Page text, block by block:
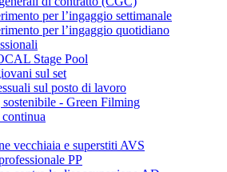
per l’ingaggio settimanale
per l’ingaggio quotidiano
Stage Pool
sul set
sul posto di lavoro
- Green Filming
vecchiaia e superstiti AVS
PP